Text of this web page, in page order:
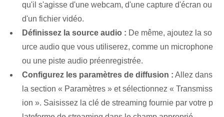
qu'il s'agisse d'une webcam, d'une capture d'écran ou
d'un fichier vidéo.
Définissez la source audio : De même, ajoutez la so
urce audio que vous utiliserez, comme un microphone
ou une piste audio préenregistrée.
Configurez les paramètres de diffusion : Allez dans
la section « Paramètres » et sélectionnez « Transmiss
ion ». Saisissez la clé de streaming fournie par votre p